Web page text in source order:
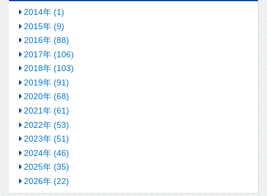
2014年 (1)
2015年 (9)
2016年 (88)
2017年 (106)
2018年 (103)
2019年 (91)
2020年 (68)
2021年 (61)
2022年 (53)
2023年 (51)
2024年 (46)
2025年 (35)
2026年 (22)